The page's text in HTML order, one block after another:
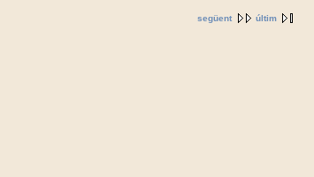
següent últim